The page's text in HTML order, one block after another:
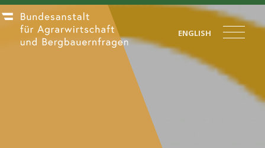
ENGLISH